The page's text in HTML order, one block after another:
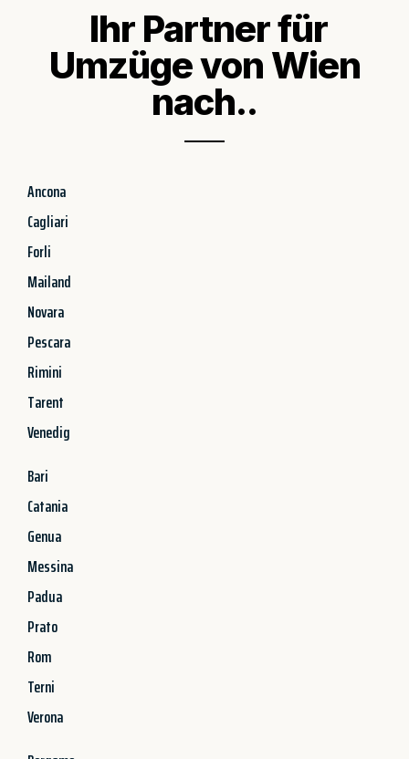
Ihr Partner für
Umzüge von Wien
nach..
Ancona
Cagliari
Forli
Mailand
Novara
Pescara
Rimini
Tarent
Venedig
Bari
Catania
Genua
Messina
Padua
Prato
Rom
Terni
Verona